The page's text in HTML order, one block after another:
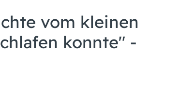
vom kleinen
konnte" -